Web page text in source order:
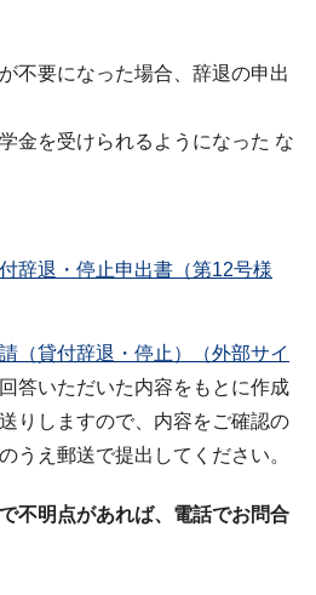
不要になった場合、辞退の申出
金を受けられるようになった な
辞退・停止申出書（第12号様
（貸付辞退・停止）（外部サイ
答いただいた内容をもとに作成
りしますので、内容をご確認の
うえ郵送で提出してください。
不明点があれば、電話でお問合